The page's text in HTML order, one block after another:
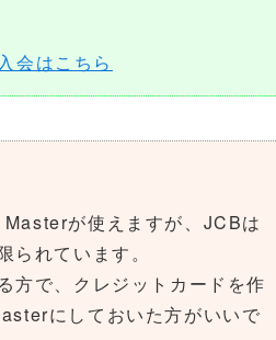
会はこちら
が使えますが、JCBは
られています。
方で、クレジットカードを作
にしておいた方がいいで